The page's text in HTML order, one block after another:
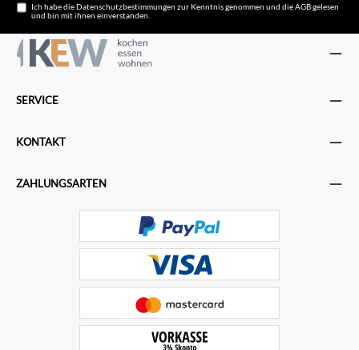
Ich habe dieDatenschutzbestimmungen zur Kenntnis genommen und dieAGBgelesen
und bin mit ihnen einverstanden.
SERVICE
KONTAKT
ZAHLUNGSARTEN